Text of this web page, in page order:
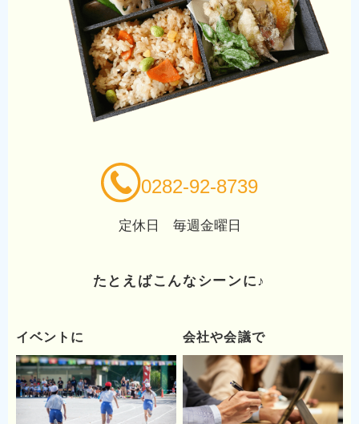
閉じる
0282-92-8739
定休日 毎週金曜日
たとえばこんなシーンに♪
イベントに 会社や会議で